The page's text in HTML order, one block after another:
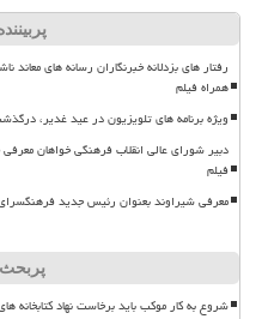
رفتار های بزدلانه خبرنگاران رسانه های
همراه فیلم
ویژه برنامه های تلویزیون در عید غدیر، درگذشت
دبیر شورای عالی انقلاب فرهنگی خواهان
فیلم
معرفی شیراوند بعنوان رئیس جدید
شروع به کار موکب باید برخاست نهاد کتابخانه